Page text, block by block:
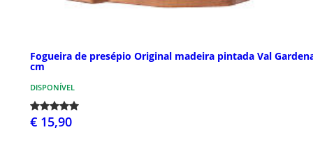
Fogueira de presépio Original madeira pintada Val
cm
DISPONÍVEL
€ 15,90